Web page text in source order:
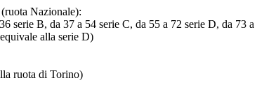
Nazionale):
serie B, da 37 a 54 serie C, da 55 a 72 serie D, da 73 a
alla serie D)
ruota di Torino)